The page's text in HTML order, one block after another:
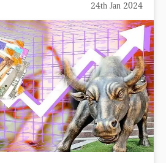
24th Jan 2024